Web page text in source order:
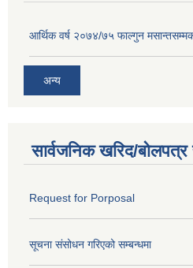
आर्थिक वर्ष २०७४/७५ फाल्गुन
अन्य
सार्वजनिक खरिद/
Request for Porposal
सूचना संसोधन गरिएको सम्बन्धमा